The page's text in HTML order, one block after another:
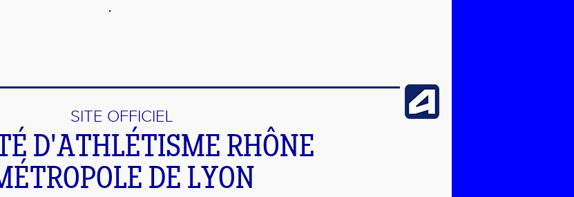
SITE OFFICIEL
D'ATHLÉTISME RHÔNE
DE LYON